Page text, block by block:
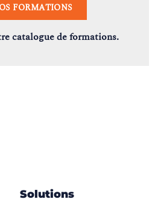
FORMATIONS
catalogue de formations.
Solutions